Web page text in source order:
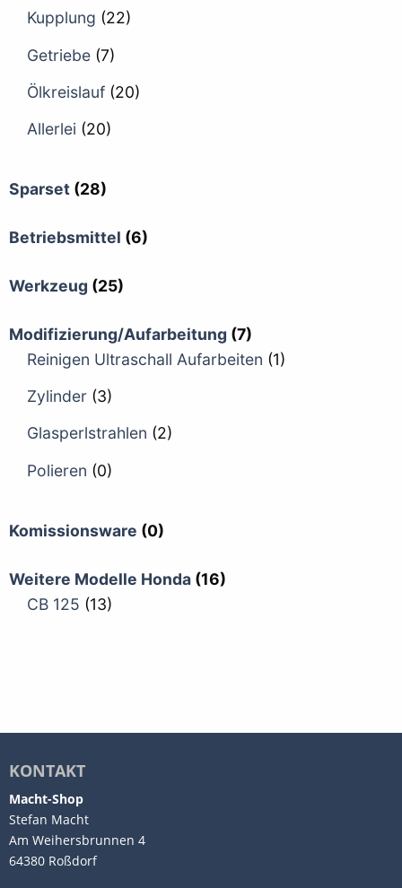
Kupplung (22)
Getriebe (7)
Ölkreislauf (20)
Allerlei (20)
Sparset (28)
Betriebsmittel (6)
Werkzeug (25)
Modifizierung/Aufarbeitung (7)
Reinigen Ultraschall Aufarbeiten (1)
Zylinder (3)
Glasperlstrahlen (2)
Polieren (0)
Komissionsware (0)
Weitere Modelle Honda (16)
CB 125 (13)
KONTAKT
Macht-Shop
Stefan Macht
Am Weihersbrunnen 4
64380 Roßdorf